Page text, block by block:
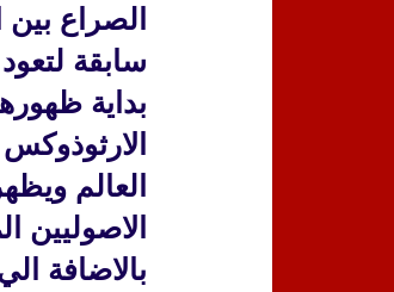
الصراع بين
سابقة
بداية
العالم
الاصوليين
بالاضافة